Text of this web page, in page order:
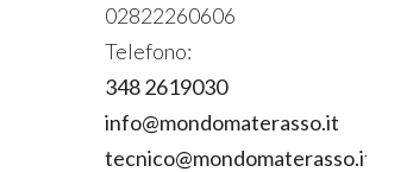
02822260606
Telefono:
348 2619030
info@mondomaterasso.it
tecnico@mondomaterasso.it